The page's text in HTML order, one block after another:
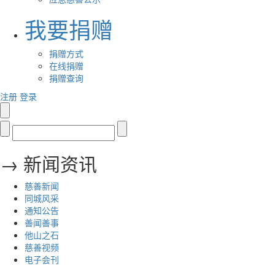
我要捐赠
捐赠方式
在线捐赠
捐赠查询
注册 登录
→ 新闻资讯
慈善新闻
同城风采
通知公告
善闻善事
他山之石
慈善视频
电子会刊